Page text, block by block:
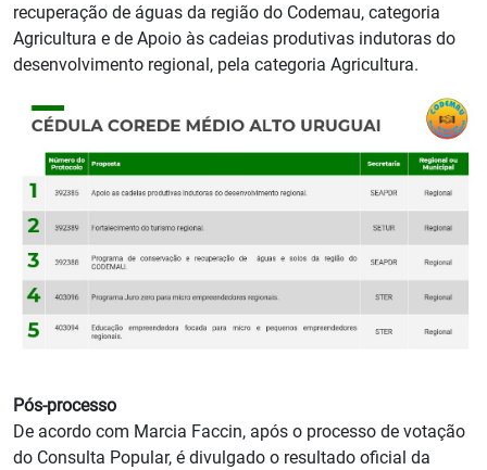
recuperação de águas da região do Codemau, categoria
Agricultura e de Apoio às cadeias produtivas indutoras do
desenvolvimento regional, pela categoria Agricultura.
Pós-processo
De acordo com Marcia Faccin, após o processo de votação
do Consulta Popular, é divulgado o resultado oficial da